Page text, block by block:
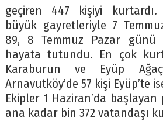
geçiren 447 kişiyi kurtardı.
büyük gayretleriyle 7
89, 8 Temmuz Pazar günü
hayata tutundu. En çok
Karaburun ve Eyüp
Arnavutköy’de 57 kişi Eyüp’te
Ekipler 1 Haziran’da
ana kadar bin 372 vatandaşı